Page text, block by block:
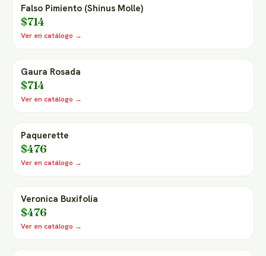
Falso Pimiento (Shinus Molle)
$714
Ver en catálogo →
Gaura Rosada
$714
Ver en catálogo →
Paquerette
$476
Ver en catálogo →
Veronica Buxifolia
$476
Ver en catálogo →